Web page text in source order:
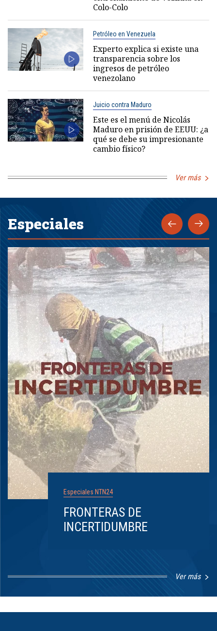
Colo-Colo
Petróleo en Venezuela
Experto explica si existe una
transparencia sobre los
ingresos de petróleo
venezolano
Juicio contra Maduro
Este es el menú de Nicolás
Maduro en prisión de EEUU: ¿a
qué se debe su impresionante
cambio físico?
Ver más
Especiales
Especiales NTN24
FRONTERAS DE
INCERTIDUMBRE
Ver más
8